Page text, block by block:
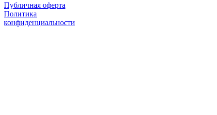
Публичная оферта
Политика
конфиденциальности